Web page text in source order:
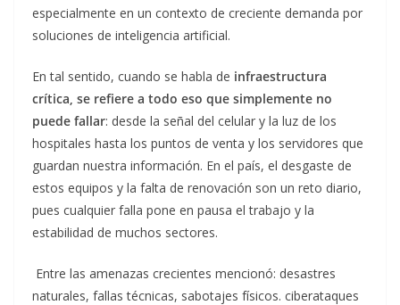
especialmente en un contexto de creciente demanda por
soluciones de inteligencia artificial.
En tal sentido, cuando se habla de infraestructura
crítica, se refiere a todo eso que simplemente no
puede fallar: desde la señal del celular y la luz de los
hospitales hasta los puntos de venta y los servidores que
guardan nuestra información. En el país, el desgaste de
estos equipos y la falta de renovación son un reto diario,
pues cualquier falla pone en pausa el trabajo y la
estabilidad de muchos sectores.
Entre las amenazas crecientes mencionó: desastres
naturales, fallas técnicas, sabotajes físicos. ciberataques